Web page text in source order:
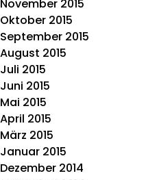
November 2015
Oktober 2015
September 2015
August 2015
Juli 2015
Juni 2015
Mai 2015
April 2015
März 2015
Januar 2015
Dezember 2014